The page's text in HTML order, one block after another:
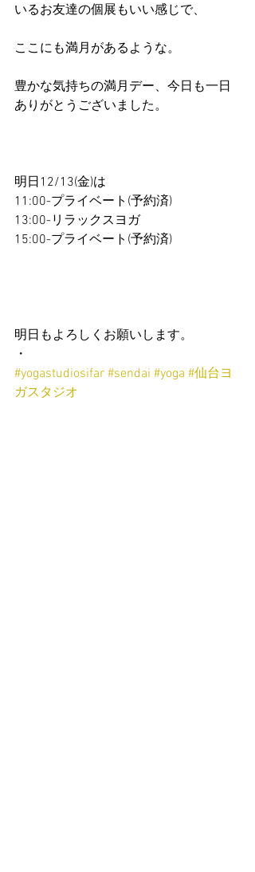
いるお友達の個展もいい感じで、
ここにも満月があるような。
豊かな気持ちの満月デー、今日も一日
ありがとうございました。
明日12/13(金)は
11:00-プライベート(予約済)
13:00-リラックスヨガ
15:00-プライベート(予約済)
明日もよろしくお願いします。
・
#yogastudiosifar #sendai #yoga #仙台ヨ
ガスタジオ